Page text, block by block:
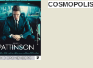
COSMOPOLIS